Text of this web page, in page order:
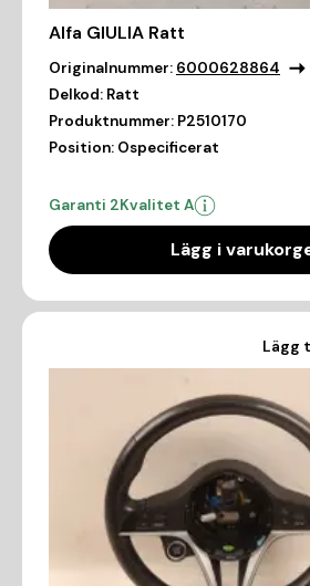
Alfa GIULIA Ratt
Originalnummer: 6000628864
Delkod: Ratt
Produktnummer: P2510170
Position: Ospecificerat
Garanti 2Kvalitet A
Lägg i
Lägg